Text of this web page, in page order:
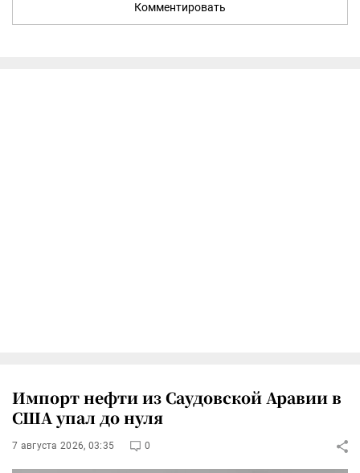
Комментировать
Импорт нефти из Саудовской Аравии в
США упал до нуля
7 августа 2026, 03:35 0